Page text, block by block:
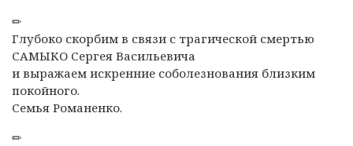
✏
Глубоко скорбим в связи с трагической смертью
САМЫКО Сергея Васильевича
и выражаем искренние соболезнования близким
покойного.
Семья Романенко.
✏